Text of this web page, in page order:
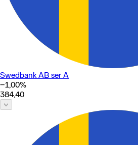
Swedbank AB ser A
−1,00%
384,40